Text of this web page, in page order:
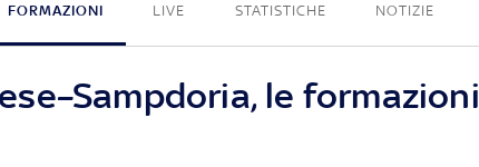
FORMAZIONI LIVE STATISTICHE NOTIZIE
le formazioni